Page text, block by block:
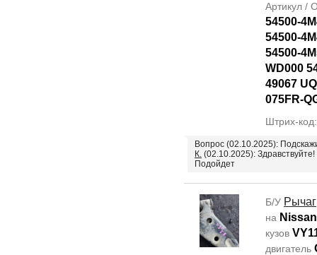
Артикул /
54500-
54500-
54500-
WD000
49067
075FR-
Штрих-
Вопрос (02.10.2025):
К. (02.10.2025): Здравствуйте!
Подойдет
Б/У Рычаг
на
кузов
двигатель